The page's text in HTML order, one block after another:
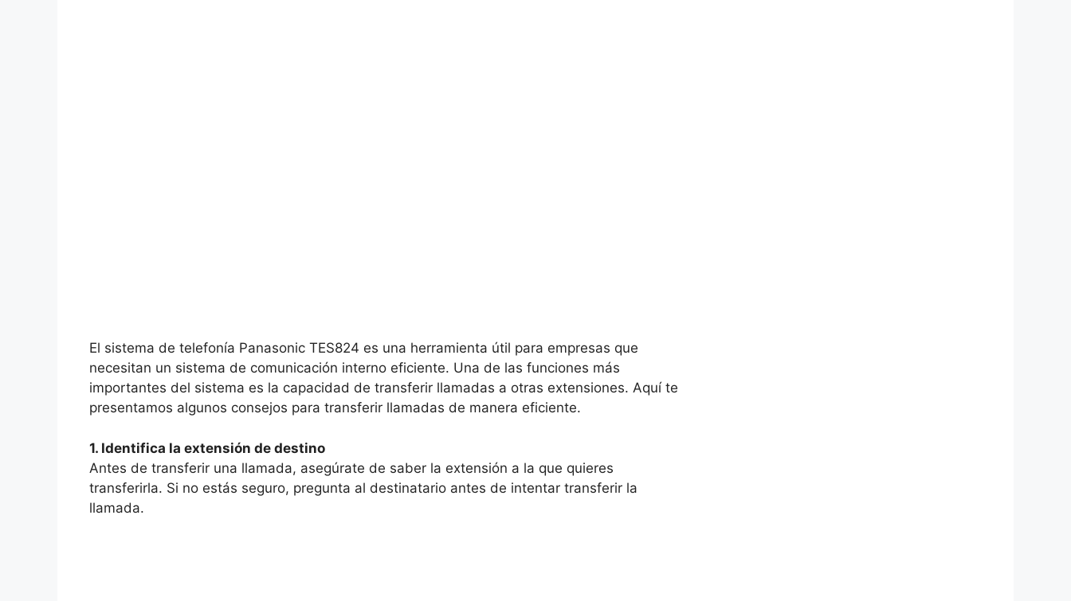
El sistema de telefonía Panasonic TES824 es una herramienta útil para empresas que
necesitan un sistema de comunicación interno eficiente. Una de las funciones más
importantes del sistema es la capacidad de transferir llamadas a otras extensiones. Aquí te
presentamos algunos consejos para transferir llamadas de manera eficiente.
1. Identifica la extensión de destino
Antes de transferir una llamada, asegúrate de saber la extensión a la que quieres
transferirla. Si no estás seguro, pregunta al destinatario antes de intentar transferir la
llamada.